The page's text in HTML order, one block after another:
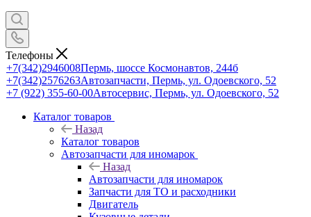
Телефоны
+7(342)2946008Пермь, шоссе Космонавтов, 244б
+7(342)2576263Автозапчасти, Пермь, ул. Одоевского, 52
+7 (922) 355-60-00Автосервис, Пермь, ул. Одоевского, 52
Каталог товаров
Назад
Каталог товаров
Автозапчасти для иномарок
Назад
Автозапчасти для иномарок
Запчасти для ТО и расходники
Двигатель